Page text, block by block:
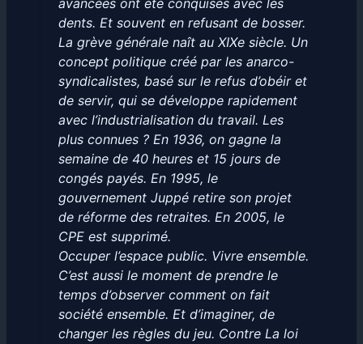
avancées ont été conquises avec les
dents. Et souvent en refusant de bosser.
La grève générale naît au XIXe siècle. Un
concept politique créé par les anarco-
syndicalistes, basé sur le refus d’obéir et
de servir, qui se développe rapidement
avec l’industrialisation du travail. Les
plus connues ? En 1936, on gagne la
semaine de 40 heures et 15 jours de
congés payés. En 1995, le
gouvernement Juppé retire son projet
de réforme des retraites. En 2005, le
CPE est supprimé.
Occuper l’espace public. Vivre ensemble.
C’est aussi le moment de prendre le
temps d’observer comment on fait
société ensemble. Et d’imaginer, de
changer les règles du jeu. Contre La loi